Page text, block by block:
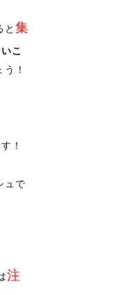
と 集
こ
！
！
ュで
注